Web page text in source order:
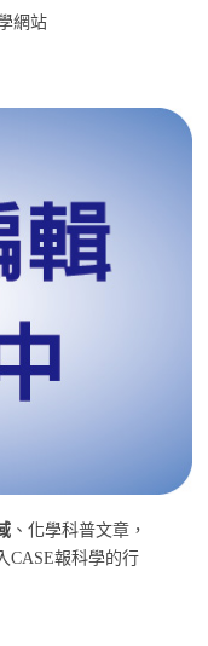
網站
、化學科普文章，
CASE報科學的行